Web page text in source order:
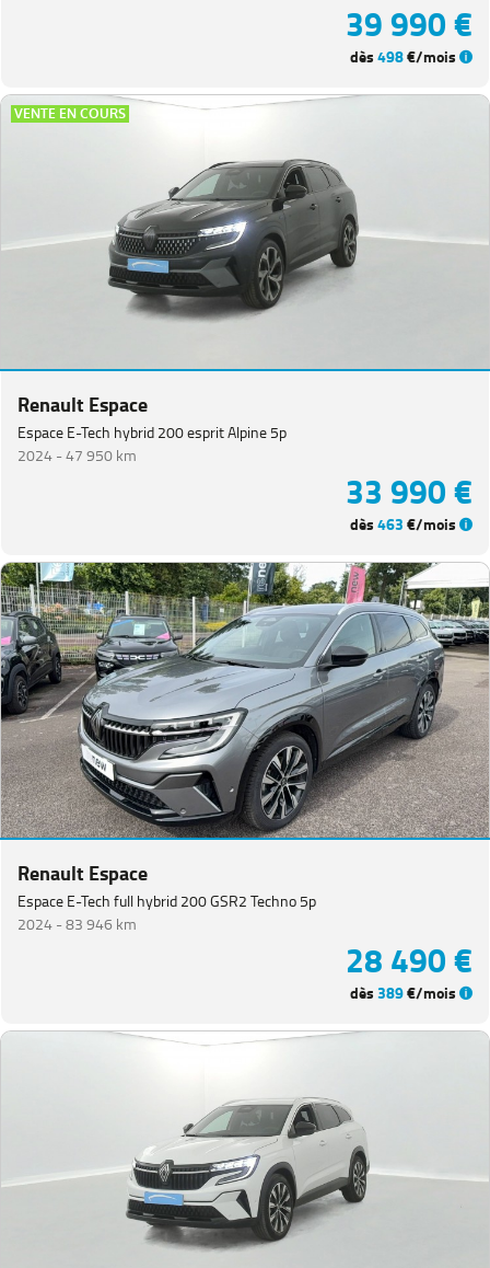
39 990 €
dès498€/mois
VENTE EN COURS
Renault Espace
Espace E-Tech hybrid 200 esprit Alpine 5p
2024 -47 950 km
33 990 €
dès463€/mois
Renault Espace
Espace E-Tech full hybrid 200 GSR2 Techno 5p
2024 -83 946 km
28 490 €
dès389€/mois